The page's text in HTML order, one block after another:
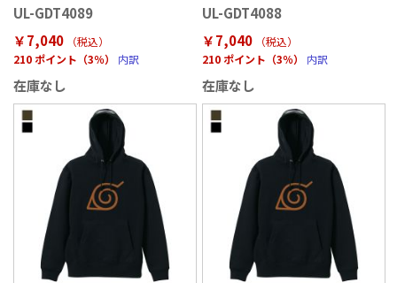
UL-GDT4089
￥7,040
（税込）
210 ポイント（3％）
内訳
在庫なし
UL-GDT4088
￥7,040
（税込）
210 ポイント（3％）
内訳
在庫なし